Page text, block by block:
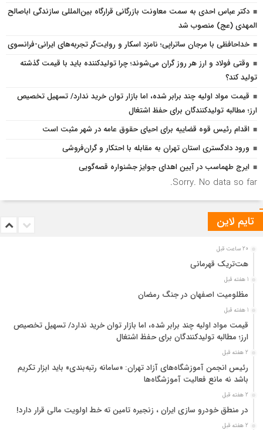
دکتر عباس احدی به سمت معاونت بازرگانی قرارگاه بین‌المللی سازندگی اباصالح
المهدی (عج) منصوب شد
خداحافظی با مرجان ساتراپی؛ نامزد اسکار و روایت‌گر تجربه‌های ایرانی-فرانسوی
وقتی فولاد و ارز هر روز گران می‌شوند؛ چرا تولیدکننده باید با قیمت گذشته
تولید کند؟
قیمت مواد اولیه چند برابر شده، اما بازار توان خرید ندارد/ تسهیل تخصیص
ارز؛ مطالبه تولیدکنندگان برای حفظ اشتغال
اقدام رئیس قوه قضاییه برای احیای حقوق عامه در شهر مثبت است
ورود دادگستری استان تهران به مقابله با احتکار و گران‌فروشی
ایرج طهماسب در آیین اهدای جوایز جشنواره قصه‌گویی
Sorry. No data so far.
تایم لاین
20 ساعت قبل
هت‌تریک قهرمانی
1 هفته قبل
مظلومیت اصفهان در جنگ رمضان
1 هفته قبل
قیمت مواد اولیه چند برابر شده، اما بازار توان خرید ندارد/ تسهیل تخصیص
ارز؛ مطالبه تولیدکنندگان برای حفظ اشتغال
2 هفته قبل
رئیس انجمن آموزشگاه‌های آزاد تهران: «سامانه رتبه‌بندی» باید ابزار تکریم
باشد نه مانع فعالیت آموزشگاه‌ها
2 هفته قبل
در منطق خودرو سازی ایران ، زنجیره تامین ته خط اولویت مالی قرار دارد!
2 هفته قبل